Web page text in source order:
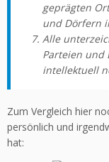
geprägten
und Dörfern
Alle
Parteien und
intellektuell
Zum Vergleich hier
persönlich und
hat: